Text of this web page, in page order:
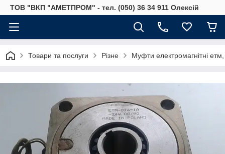
ТОВ "ВКП "АМЕТПРОМ" - тел. (050) 36 34 911 Олексій
Товари та послуги Різне Муфти електромагнітні